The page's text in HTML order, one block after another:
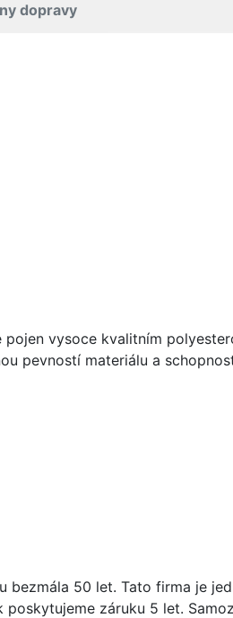
dopravy
vysoce kvalitním
pevností materiálu a
bezmála 50 let. Tato firma je
záruku 5 let.